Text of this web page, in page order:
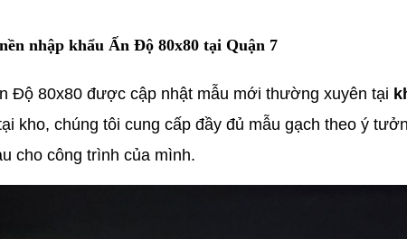
nhập khẩu Ấn Độ 80x80 tại Quận 7
Độ 80x80 được cập nhật mẫu mới thường xuyên tại
kho, chúng tôi cung cấp đầy đủ mẫu gạch theo ý
cho công trình của mình.